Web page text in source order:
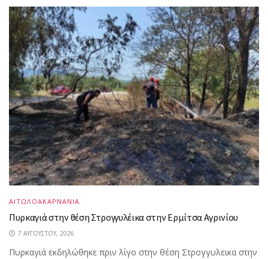
ΑΙΤΩΛΟΑΚΑΡΝΑΝΙΑ
Πυρκαγιά στην θέση Στρογγυλέικα στην Ερμίτσα Αγρινίου
7 ΑΥΓΟΎΣΤΟΥ, 2026
Πυρκαγιά εκδηλώθηκε πριν λίγο στην θέση Στρογγυλεικα στην